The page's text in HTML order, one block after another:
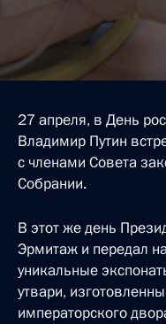
27 апреля, в День
Владимир Путин
с членами Совета
Собрании.
В этот же день
Эрмитаж и передал
уникальные
утвари,
императорского